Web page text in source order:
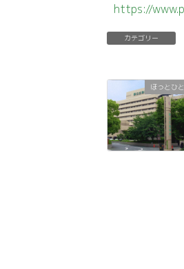
https://
カテゴリー
ほっとひ